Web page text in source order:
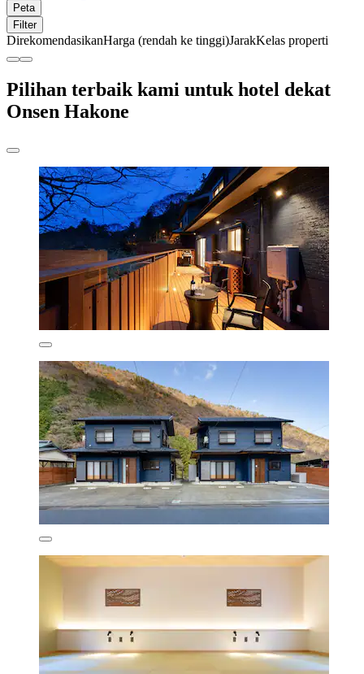
Peta
Filter
DirekomendasikanHarga (rendah ke tinggi)JarakKelas properti
Pilihan terbaik kami untuk hotel dekat
Onsen Hakone